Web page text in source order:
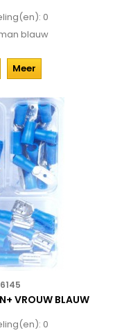
0
blauw
Meer
VROUW BLAUW
0